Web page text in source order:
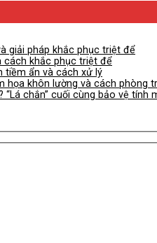
giải pháp khắc phục triệt để
cách khắc phục triệt để
tiềm ẩn và cách xử lý
họa khôn lường và cách phòng
chắn” cuối cùng bảo vệ tính